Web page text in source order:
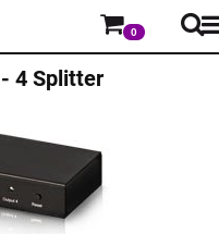
0
4 Splitter